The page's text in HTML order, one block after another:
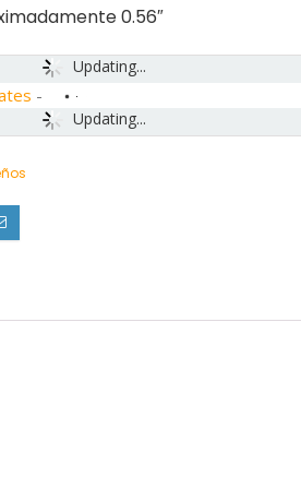
0.56″
Updating...
Updating...
-